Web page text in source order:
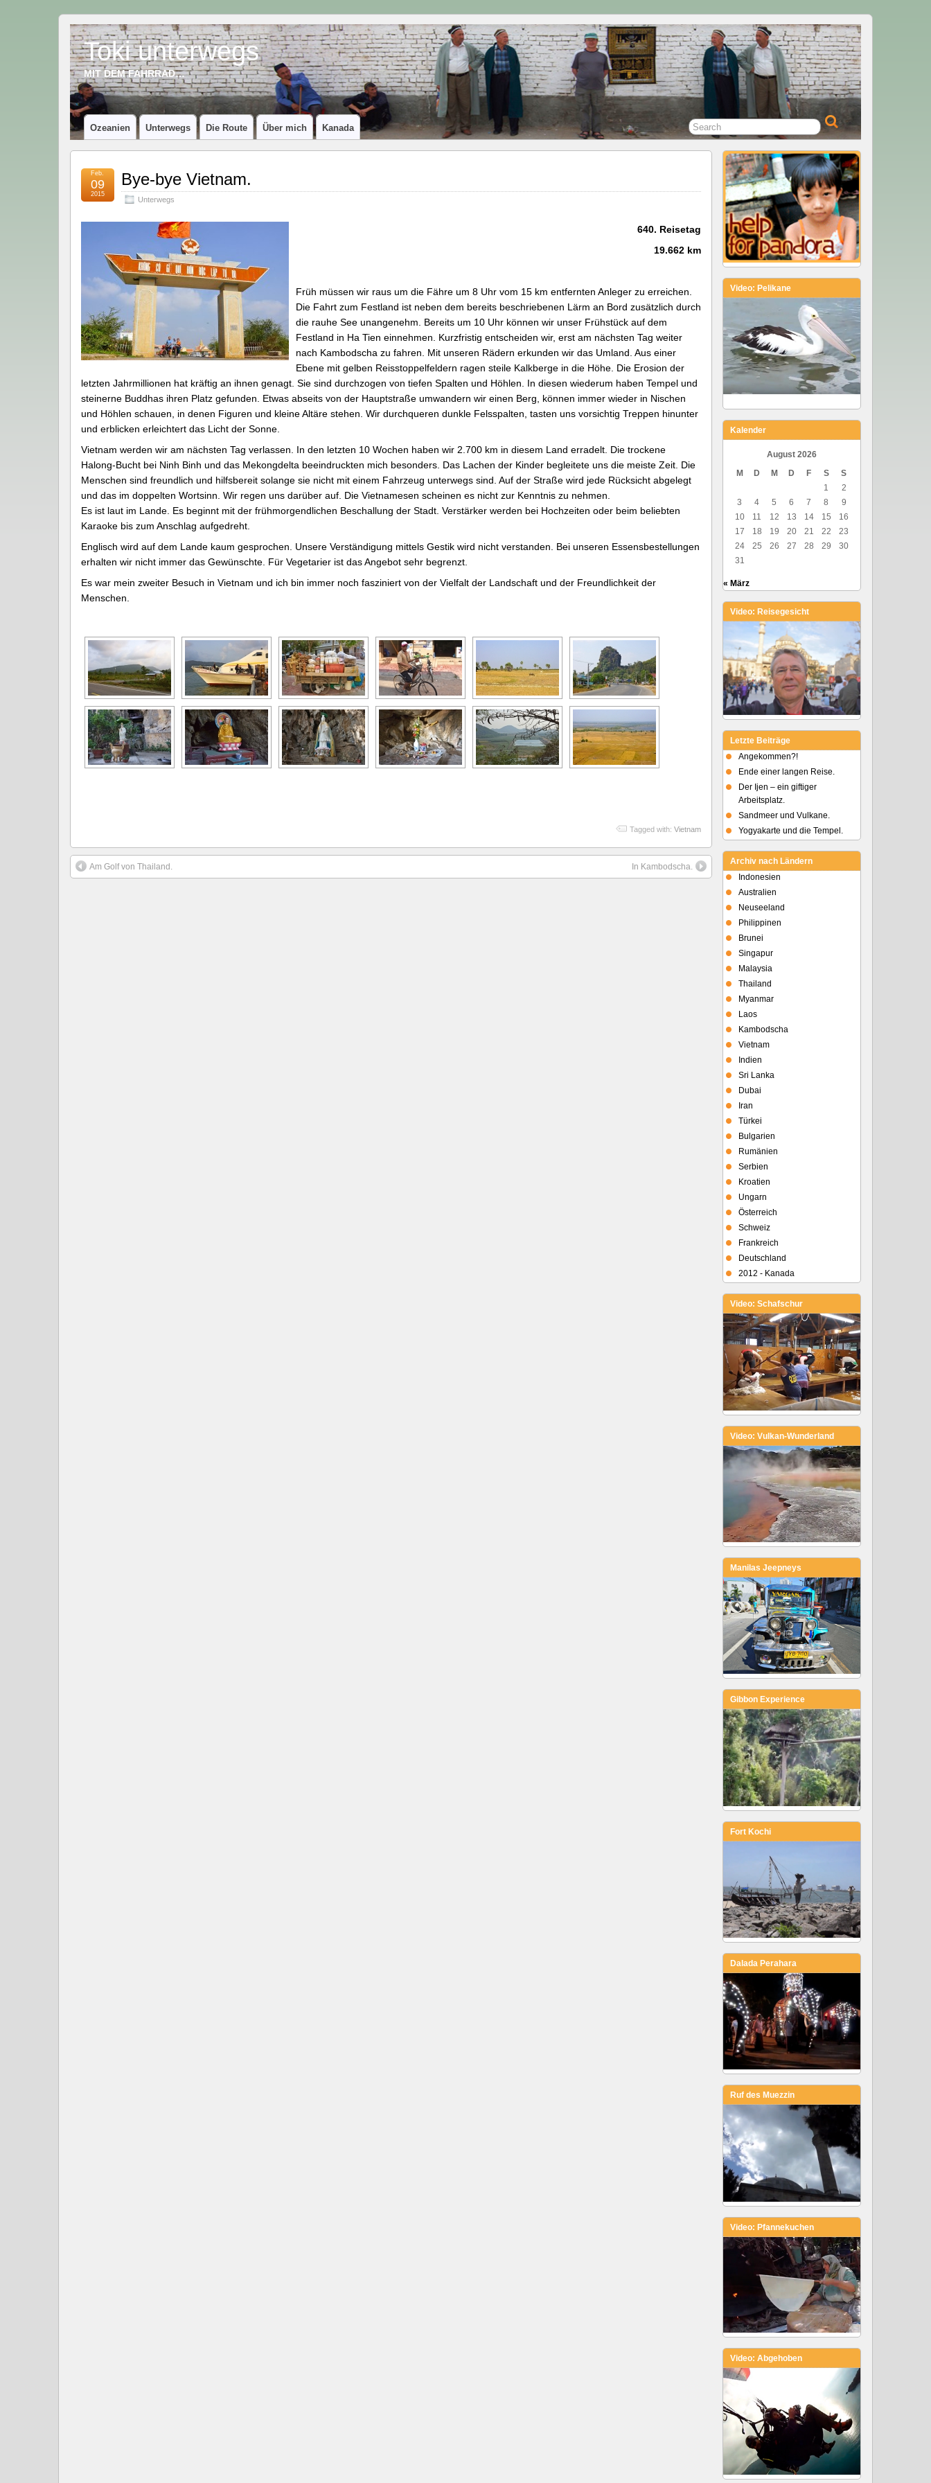
Toki unterwegs
MIT DEM FAHRRAD…
Ozeanien Unterwegs Die Route Über mich Kanada
Bye-bye Vietnam.
Unterwegs
Feb.
09
2015
640. Reisetag
19.662 km
Früh müssen wir raus um die Fähre um 8 Uhr vom 15 km entfernten Anleger zu erreichen.
Die Fahrt zum Festland ist neben dem bereits beschriebenen Lärm an Bord zusätzlich durch
die rauhe See unangenehm. Bereits um 10 Uhr können wir unser Frühstück auf dem
Festland in Ha Tien einnehmen. Kurzfristig entscheiden wir, erst am nächsten Tag weiter
nach Kambodscha zu fahren. Mit unseren Rädern erkunden wir das Umland. Aus einer
Ebene mit gelben Reisstoppelfeldern ragen steile Kalkberge in die Höhe. Die Erosion der
letzten Jahrmillionen hat kräftig an ihnen genagt. Sie sind durchzogen von tiefen Spalten und Höhlen. In diesen wiederum haben Tempel und
steinerne Buddhas ihren Platz gefunden. Etwas abseits von der Hauptstraße umwandern wir einen Berg, können immer wieder in Nischen
und Höhlen schauen, in denen Figuren und kleine Altäre stehen. Wir durchqueren dunkle Felsspalten, tasten uns vorsichtig Treppen hinunter
und erblicken erleichtert das Licht der Sonne.
Vietnam werden wir am nächsten Tag verlassen. In den letzten 10 Wochen haben wir 2.700 km in diesem Land erradelt. Die trockene
Halong-Bucht bei Ninh Binh und das Mekongdelta beeindruckten mich besonders. Das Lachen der Kinder begleitete uns die meiste Zeit. Die
Menschen sind freundlich und hilfsbereit solange sie nicht mit einem Fahrzeug unterwegs sind. Auf der Straße wird jede Rücksicht abgelegt
und das im doppelten Wortsinn. Wir regen uns darüber auf. Die Vietnamesen scheinen es nicht zur Kenntnis zu nehmen.
Es ist laut im Lande. Es beginnt mit der frühmorgendlichen Beschallung der Stadt. Verstärker werden bei Hochzeiten oder beim beliebten
Karaoke bis zum Anschlag aufgedreht.
Englisch wird auf dem Lande kaum gesprochen. Unsere Verständigung mittels Gestik wird nicht verstanden. Bei unseren Essensbestellungen
erhalten wir nicht immer das Gewünschte. Für Vegetarier ist das Angebot sehr begrenzt.
Es war mein zweiter Besuch in Vietnam und ich bin immer noch fasziniert von der Vielfalt der Landschaft und der Freundlichkeit der
Menschen.
Tagged with:Vietnam
Am Golf von Thailand. In Kambodscha.
Video: Pelikane
Kalender
August 2026
M
D M D F S
S
1
2
3
4 5 6 7 8
9
10
11 12 13 14 15
16
17
18 19 20 21 22
23
24
25 26 27 28 29
30
31
« März
Video: Reisegesicht
Letzte Beiträge
Angekommen?!
Ende einer langen Reise.
Der Ijen – ein giftiger
Arbeitsplatz.
Sandmeer und Vulkane.
Yogyakarte und die Tempel.
Archiv nach Ländern
Indonesien
Australien
Neuseeland
Philippinen
Brunei
Singapur
Malaysia
Thailand
Myanmar
Laos
Kambodscha
Vietnam
Indien
Sri Lanka
Dubai
Iran
Türkei
Bulgarien
Rumänien
Serbien
Kroatien
Ungarn
Österreich
Schweiz
Frankreich
Deutschland
2012 - Kanada
Video: Schafschur
Video: Vulkan-Wunderland
Manilas Jeepneys
Gibbon Experience
Fort Kochi
Dalada Perahara
Ruf des Muezzin
Video: Pfannekuchen
Video: Abgehoben